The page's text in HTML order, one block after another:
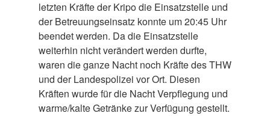
letzten Kräfte der Kripo die Einsatzstelle und
der Betreuungseinsatz konnte um 20:45 Uhr
beendet werden. Da die Einsatzstelle
weiterhin nicht verändert werden durfte,
waren die ganze Nacht noch Kräfte des THW
und der Landespolizei vor Ort. Diesen
Kräften wurde für die Nacht Verpflegung und
warme/kalte Getränke zur Verfügung gestellt.